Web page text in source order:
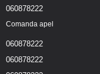
060878222
Comanda apel
060878222
060878222